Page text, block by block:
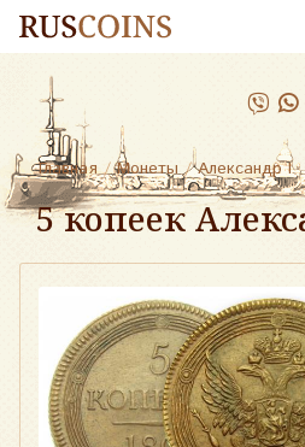
Главная / Монеты / Александр I
5 копеек